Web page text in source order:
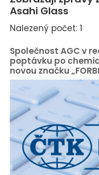
Asahi Glass
Nalezený počet: 1
Společnost AGC v
poptávku po
novou značku